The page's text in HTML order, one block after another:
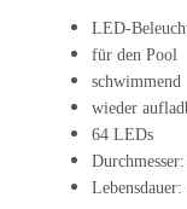
LED-
für den Pool
schwimmend
wieder
64 LEDs